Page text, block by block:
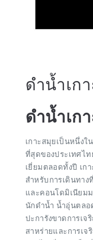
ดำน้ำเก
ดำน้ำเก
เกาะสมุยเป็นหนึ่ง
ที่สุดของประเทศไ
เยี่ยมตลอดทั้งปี เก
สำหรับการเดินทาง
และคอนโดมิเนียม
นักดำน้ำ น้ำอุ่นตลอ
ปะการังขาดการเจ
สาหร่ายและการเ